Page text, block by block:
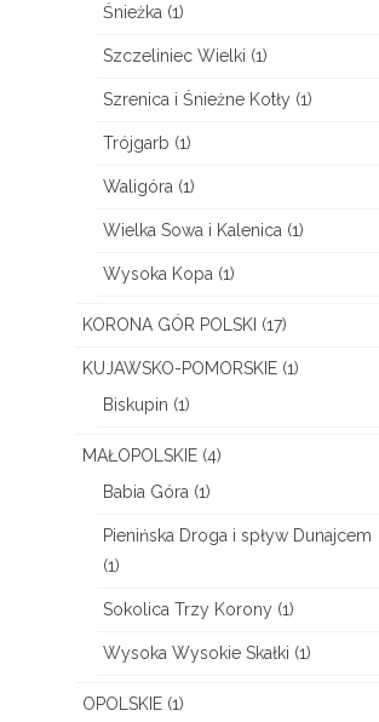
Śnieżka (1)
Szczeliniec Wielki (1)
Szrenica i Śnieżne Kotły(1)
Trójgarb (1)
Waligóra (1)
Wielka Sowa i Kalenica (1)
Wysoka Kopa (1)
KORONA GÓR POLSKI (17)
KUJAWSKO-POMORSKIE(1)
Biskupin (1)
MAŁOPOLSKIE(4)
Babia Góra (1)
Pienińska Droga i spływ Dunajcem
(1)
Sokolica Trzy Korony(1)
Wysoka Wysokie Skałki (1)
OPOLSKIE(1)